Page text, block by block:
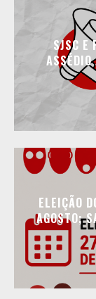
SJSC E
ELEIÇÃO
AGOSTO;